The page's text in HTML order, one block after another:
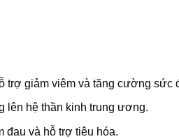
trợ giảm viêm và tăng cường sức
lên hệ thần kinh trung ương.
đau và hỗ trợ tiêu hóa.